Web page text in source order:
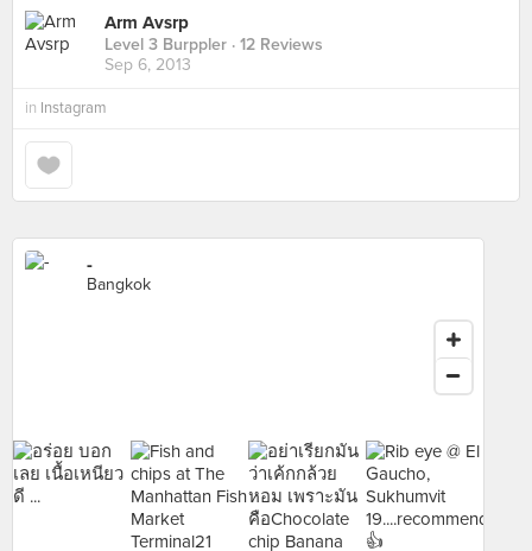
Arm Avsrp
Level 3 Burppler · 12 Reviews
Sep 6, 2013
in Instagram
-
Bangkok